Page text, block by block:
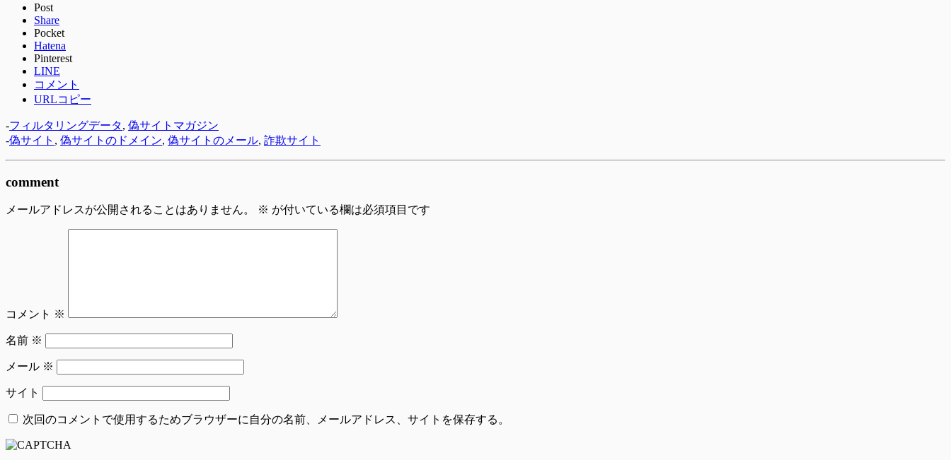
Post
Share
Pocket
Hatena
Pinterest
LINE
コメント
URLコピー
-フィルタリングデータ, 偽サイトマガジン
-偽サイト , 偽サイトのドメイン, 偽サイトのメール, 詐欺サイト
comment
メールアドレスが公開されることはありません。 ※ が付いている欄は必須項目です
コメント ※
名前 ※
メール ※
サイト
次回のコメントで使用するためブラウザーに自分の名前、メールアドレス、サイトを保存する。